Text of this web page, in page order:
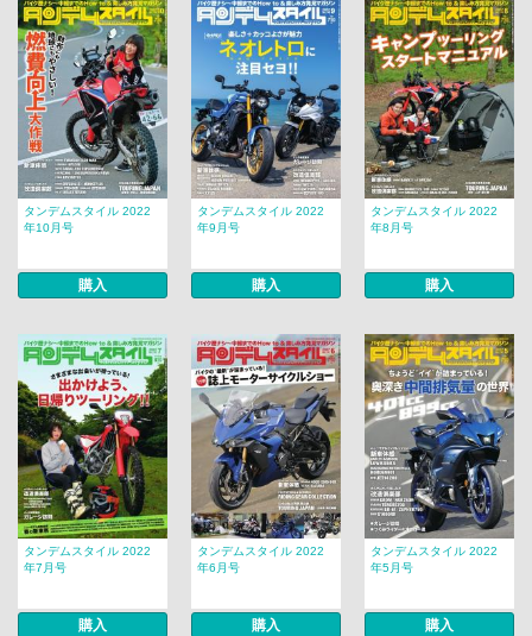
タンデムスタイル 2022
年10月号
購入
タンデムスタイル 2022
年9月号
購入
タンデムスタイル 2022
年8月号
購入
タンデムスタイル 2022
年7月号
購入
タンデムスタイル 2022
年6月号
購入
タンデムスタイル 2022
年5月号
購入